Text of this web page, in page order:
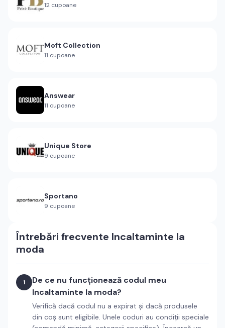
12 cupoane
Moft Collection
11 cupoane
Answear
11 cupoane
Unique Store
9 cupoane
Sportano
9 cupoane
Întrebări frecvente Incaltaminte la
moda
1
De ce nu funcționează codul meu
Incaltaminte la moda?
Verifică dacă codul nu a expirat și dacă produsele
din coș sunt eligibile. Unele coduri au condiții speciale